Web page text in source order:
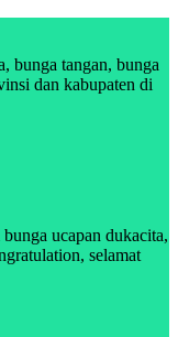
bunga tangan, bunga
dan kabupaten di
ucapan dukacita,
selamat